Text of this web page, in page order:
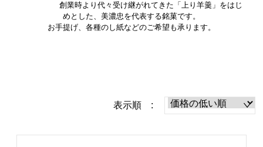
創業時より代々受け継がれてきた「上り羊羹」をはじ
めとした、美濃忠を代表する銘菓です。
お手提げ、各種のし紙などのご希望も承ります。
表示順 :